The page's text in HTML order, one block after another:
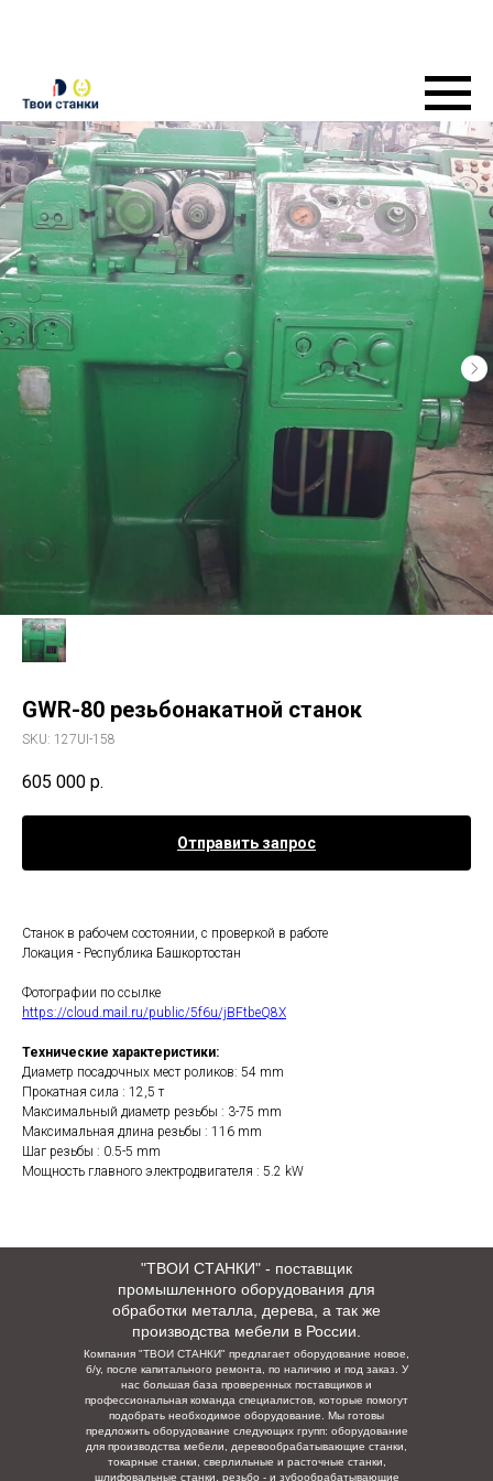
GWR-80 резьбонакатной станок
SKU: 127UI-158
605 000 р.
Отправить запрос
Станок в рабочем состоянии, с проверкой в работе
Локация - Республика Башкортостан
Фотографии по ссылке
https://cloud.mail.ru/public/5f6u/jBFtbeQ8X
Технические характеристики:
Диаметр посадочных мест роликов: 54 mm
Прокатная сила : 12,5 т
Максимальный диаметр резьбы : 3-75 mm
Максимальная длина резьбы : 116 mm
Шаг резьбы : 0.5-5 mm
Мощность главного электродвигателя : 5.2 kW
"ТВОИ СТАНКИ" - поставщик
промышленного оборудования для
обработки металла, дерева, а так же
производства мебели в России.
Компания "ТВОИ СТАНКИ" предлагает оборудование новое,
б/у, после капитального ремонта, по наличию и под заказ. У
нас большая база проверенных поставщиков и
профессиональная команда специалистов, которые помогут
подобрать необходимое оборудование. Мы готовы
предложить оборудование следующих групп: оборудование
для производства мебели, деревообрабатывающие станки,
токарные станки, сверлильные и расточные станки,
шлифовальные станки, резьбо - и зубообрабатывающие